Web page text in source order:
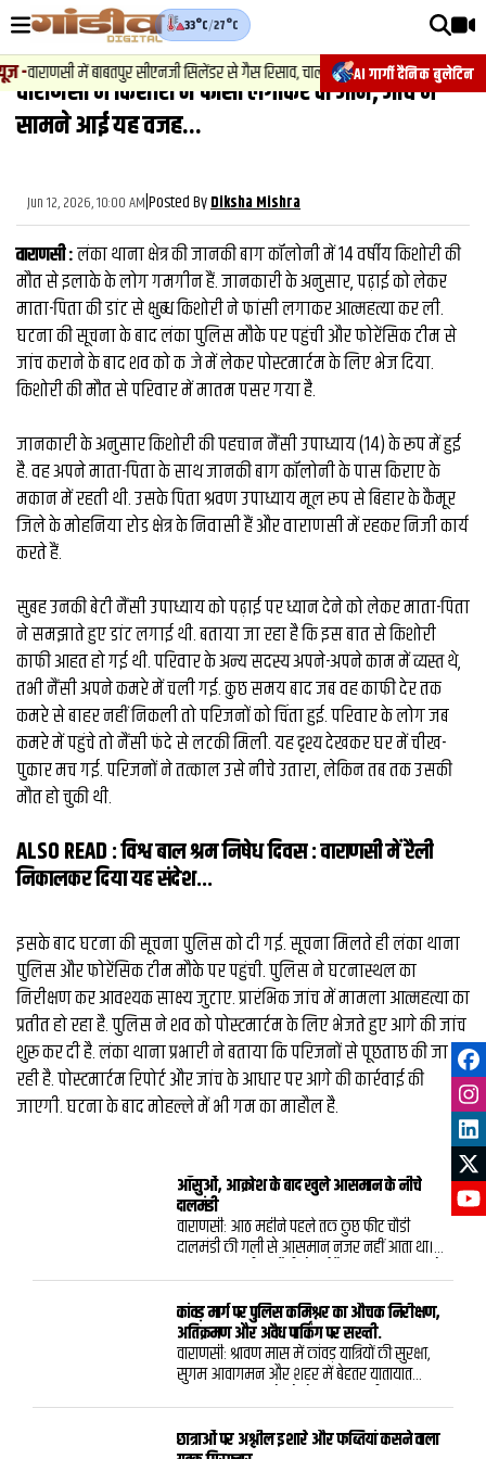
AI गार्गी दैनिक बुलेटिन
33°C/27°C
-वाराणसी में बाबतपुर सीएनजी सिलेंडर से गैस रिसाव, चालक की सूझबूझ से टला बड़ा हादसा.
वीडियोज़
वाराणसी न्यूज़
राजनीति
फिल्मी
साहित्य
संस्कृति
ख़ान पान और जीवनशैली
फैक्ट चेक
व्यापार
मौसम
वाराणसी में किशोरी ने फांसी लगाकर दी जान, जांच में
सामने आई यह वजह...
Jun 12, 2026, 10:00 AM|Posted ByDiksha Mishra
वाराणसी :लंका थाना क्षेत्र की जानकी बाग कॉलोनी में 14 वर्षीय किशोरी की
मौत से इलाके के लोग गमगीन हैं. जानकारी के अनुसार, पढ़ाई को लेकर
माता-पिता की डांट से क्षुब्‍ध किशोरी ने फांसी लगाकर आत्महत्या कर ली.
घटना की सूचना के बाद लंका पुलिस मौके पर पहुंची और फोरेंसिक टीम से
जांच कराने के बाद शव को कब्जे में लेकर पोस्टमार्टम के लिए भेज दिया.
किशोरी की मौत से परिवार में मातम पसर गया है.
जानकारी के अनुसार किशोरी की पहचान नैंसी उपाध्याय (14) के रूप में हुई
है. वह अपने माता-पिता के साथ जानकी बाग कॉलोनी के पास किराए के
मकान में रहती थी. उसके पिता श्रवण उपाध्याय मूल रूप से बिहार के कैमूर
जिले के मोहनिया रोड क्षेत्र के निवासी हैं और वाराणसी में रहकर निजी कार्य
करते हैं.
सुबह उनकी बेटी नैंसी उपाध्याय को पढ़ाई पर ध्यान देने को लेकर माता-पिता
ने समझाते हुए डांट लगाई थी. बताया जा रहा है कि इस बात से किशोरी
काफी आहत हो गई थी. परिवार के अन्य सदस्य अपने-अपने काम में व्यस्त थे,
तभी नैंसी अपने कमरे में चली गई. कुछ समय बाद जब वह काफी देर तक
कमरे से बाहर नहीं निकली तो परिजनों को चिंता हुई. परिवार के लोग जब
कमरे में पहुंचे तो नैंसी फंदे से लटकी मिली. यह दृश्य देखकर घर में चीख-
पुकार मच गई. परिजनों ने तत्काल उसे नीचे उतारा, लेकिन तब तक उसकी
मौत हो चुकी थी.
ALSO READ :विश्व बाल श्रम निषेध दिवस : वाराणसी में रैली
निकालकर दिया यह संदेश...
इसके बाद घटना की सूचना पुलिस को दी गई. सूचना मिलते ही लंका थाना
पुलिस और फोरेंसिक टीम मौके पर पहुंची. पुलिस ने घटनास्थल का
निरीक्षण कर आवश्यक साक्ष्य जुटाए. प्रारंभिक जांच में मामला आत्महत्या का
प्रतीत हो रहा है. पुलिस ने शव को पोस्टमार्टम के लिए भेजते हुए आगे की जांच
शुरू कर दी है. लंका थाना प्रभारी ने बताया कि परिजनों से पूछताछ की जा
रही है. पोस्टमार्टम रिपोर्ट और जांच के आधार पर आगे की कार्रवाई की
जाएगी. घटना के बाद मोहल्ले में भी गम का माहौल है.
आँसुओं, आक्रोश के बाद खुले आसमान के नीचे
दालमंडी
वाराणसी: आठ महीने पहले तक कुछ फीट चौडी
दालमंडी की गली से आसमान नजर नहीं आता था।
साथ इसके रोड बनने की शुरुआत भी हो गई। लेकिन
यह बदलाव यूं ही नहीं हो गया। इस गली में बसे सैकड़ों
लोगों के मकान दुकान टूटे, इस दर्द में उनके आंसु बहे।
समय समय पर उनका आक्रोश भी झलका अरसे तक
जिंदगी खाना बदोश भी रही।कभी तंग गलियों, भीड़
और दुकानों से गुलजार रहने वाली वाराणसी की
दालमंडी अब एक नए रूप में नजर आएगी. लंबे समय
से चल रहे चौड़ीकरण और ध्वस्तीकरण की कार्रवाई
कांवड़ मार्ग पर पुलिस कमिश्नर का औचक निरीक्षण,
अतिक्रमण और अवैध पार्किंग पर सख्ती.
वाराणसी: श्रावण मास में कांवड़ यात्रियों की सुरक्षा,
सुगम आवागमन और शहर में बेहतर यातायात
कमिश्नरेट पूरी तरह अलर्ट है. इसी क्रम में पुलिस
आयुक्त कमिश्नरेट वाराणसी मोहित अग्रवाल ने
छात्राओं पर अश्लील इशारे और फब्तियां कसने वाला